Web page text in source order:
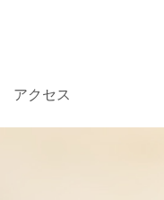
アクセス